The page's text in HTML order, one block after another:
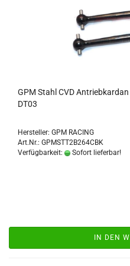
GPM Stahl CVD
DT03
Hersteller: GPM RACING
Art.Nr.: GPMSTT2B264CBK
Verfügbarkeit:
Sofort lieferbar!
IN DEN